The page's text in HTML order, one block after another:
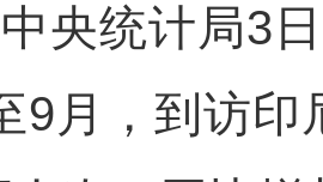
统计局3日
9月，到访印